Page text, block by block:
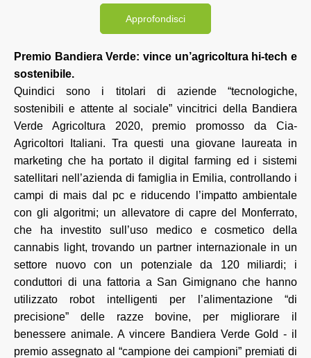
Approfondisci
Premio Bandiera Verde: vince un’agricoltura hi-tech e
sostenibile.
Quindici sono i titolari di aziende “tecnologiche,
sostenibili e attente al sociale” vincitrici della Bandiera
Verde Agricoltura 2020, premio promosso da Cia-
Agricoltori Italiani. Tra questi una giovane laureata in
marketing che ha portato il digital farming ed i sistemi
satellitari nell’azienda di famiglia in Emilia, controllando i
campi di mais dal pc e riducendo l’impatto ambientale
con gli algoritmi; un allevatore di capre del Monferrato,
che ha investito sull’uso medico e cosmetico della
cannabis light, trovando un partner internazionale in un
settore nuovo con un potenziale da 120 miliardi; i
conduttori di una fattoria a San Gimignano che hanno
utilizzato robot intelligenti per l’alimentazione “di
precisione” delle razze bovine, per migliorare il
benessere animale. A vincere Bandiera Verde Gold - il
premio assegnato al “campione dei campioni” premiati di